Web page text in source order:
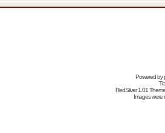
Powered by
RedSilver 1.01
Images were